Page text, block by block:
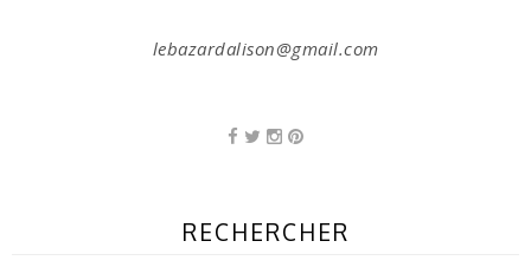
lebazardalison@gmail.com
RECHERCHER